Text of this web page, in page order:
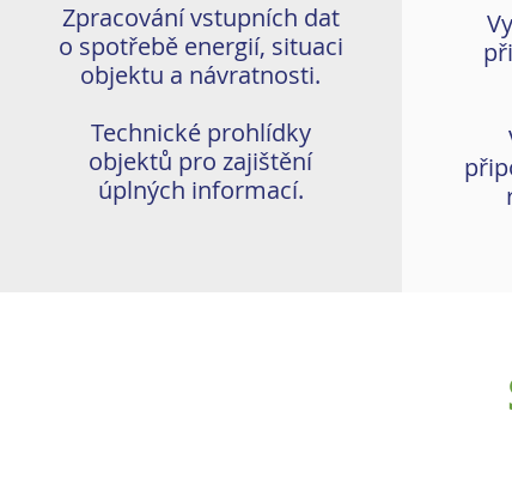
Zpracování vstupních dat
o spotřebě energií, situaci
objektu a návratnosti.
Technické prohlídky
objektů pro zajištění
úplných informací.